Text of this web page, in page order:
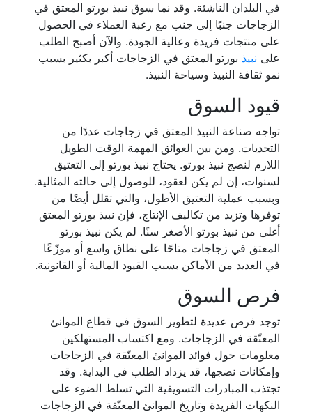
في البلدان الناشئة. وقد نما سوق نبيذ بورتو المعتق في
الزجاجات جنبًا إلى جنب مع رغبة العملاء في الحصول
على منتجات فريدة وعالية الجودة. والآن أصبح الطلب
على نبيذ بورتو المعتق في الزجاجات أكبر بكثير بسبب
نمو ثقافة النبيذ وسياحة النبيذ.
قيود السوق
تواجه صناعة النبيذ المعتق في زجاجات عددًا من
التحديات. ومن بين العوائق المهمة الوقت الطويل
اللازم لنضج نبيذ بورتو. يحتاج نبيذ بورتو إلى التعتيق
لسنوات، إن لم يكن لعقود، للوصول إلى حالته المثالية.
وبسبب عملية التعتيق الأطول، والتي تقلل أيضًا من
توفرها وتزيد من تكاليف الإنتاج، فإن نبيذ بورتو المعتق
أغلى من نبيذ بورتو الأصغر سنًا. لم يكن نبيذ بورتو
المعتق في زجاجات متاحًا على نطاق واسع أو موزّعًا
في العديد من الأماكن بسبب القيود المالية أو القانونية.
فرص السوق
توجد فرص عديدة لتطوير السوق في قطاع الموانئ
المعتّقة في الزجاجات. ومع اكتساب المستهلكين
معلومات حول فوائد الموانئ المعتّقة في الزجاجات
وإمكانات نضجها، قد يزداد الطلب في البداية. وقد
تجتذب المبادرات التسويقية التي تسلط الضوء على
النكهات الفريدة وتاريخ الموانئ المعتّقة في الزجاجات